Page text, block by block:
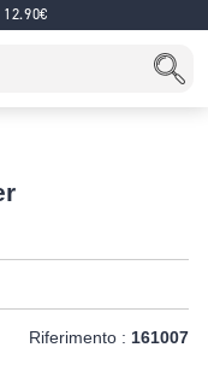
Riferimento : 161007